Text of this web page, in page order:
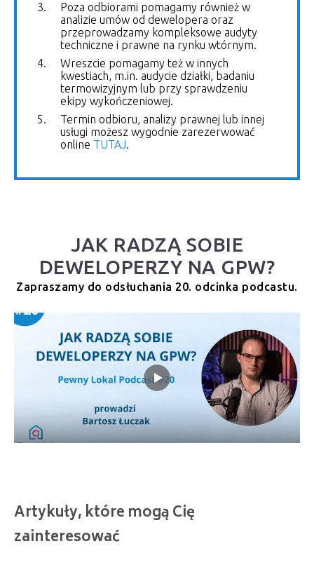
Poza odbiorami pomagamy również w
analizie umów od dewelopera oraz
przeprowadzamy kompleksowe audyty
techniczne i prawne na rynku wtórnym.
Wreszcie pomagamy też w innych
kwestiach, m.in. audycie działki, badaniu
termowizyjnym lub przy sprawdzeniu
ekipy wykończeniowej.
Termin odbioru, analizy prawnej lub innej
usługi możesz wygodnie zarezerwować
online TUTAJ.
JAK RADZĄ SOBIE
DEWELOPERZY NA GPW?
Zapraszamy do odsłuchania 20. odcinka podcastu.
Artykuły, które mogą Cię
zainteresować